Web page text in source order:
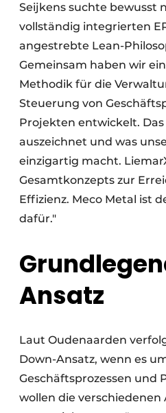
Seijkens suchte bewusst
vollständig integrierten
angestrebte Lean-
Gemeinsam haben wir
Methodik für die
Steuerung von
Projekten entwickelt. Das
auszeichnet und was
einzigartig macht.
Gesamtkonzepts zur
Effizienz. Meco Metal ist
dafür."
Ansatz
Laut Oudenaarden
Down-Ansatz, wenn es
Geschäftsprozessen und
wollen die